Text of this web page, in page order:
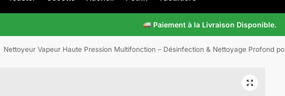
Paiement à la Livraison Disponible.
Nettoyeur Vapeur Haute Pression Multifonction – Désinfection & Nettoyage Profond